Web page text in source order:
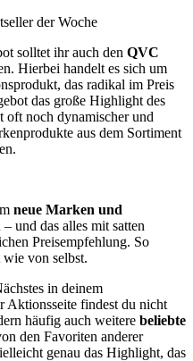
solltet ihr auch den QVC
Hierbei handelt es sich um
das radikal im Preis
das große Highlight des
oft noch dynamischer und
aus dem Sortiment
neue Marken und
und das alles mit satten
Preisempfehlung. So
von selbst.
in deinem
Aktionsseite findest du nicht
häufig auch weitere beliebte
den Favoriten anderer
genau das Highlight, das